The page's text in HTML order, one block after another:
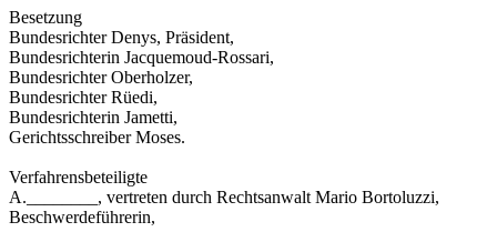
Besetzung
Bundesrichter Denys, Präsident,
Bundesrichterin Jacquemoud-Rossari,
Bundesrichter Oberholzer,
Bundesrichter Rüedi,
Bundesrichterin Jametti,
Gerichtsschreiber Moses.
Verfahrensbeteiligte
A.________, vertreten durch Rechtsanwalt Mario Bortoluzzi,
Beschwerdeführerin,